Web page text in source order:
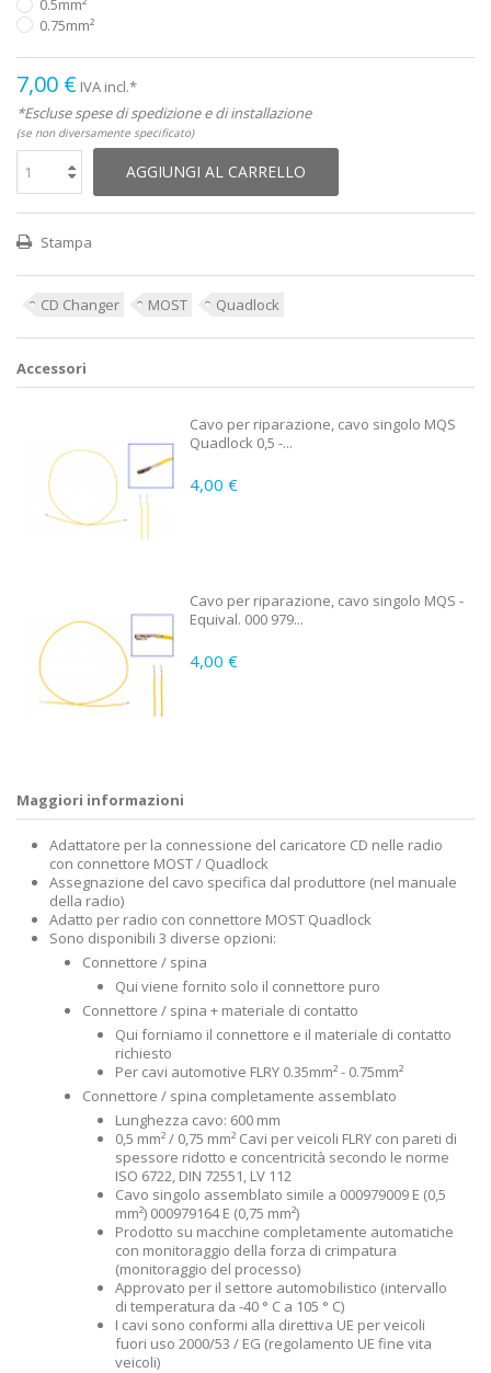
0.5mm²
0.75mm²
7,00 € IVA incl.*
*Escluse spese di spedizione e di installazione
(se non diversamente specificato)
AGGIUNGI AL CARRELLO
Stampa
CD Changer MOST Quadlock
Accessori
Cavo per riparazione, cavo singolo MQS
Quadlock 0,5 -...
4,00 €
Cavo per riparazione, cavo singolo MQS -
Equival. 000 979...
4,00 €
Maggiori informazioni
Adattatore per la connessione del caricatore CD nelle radio
con connettore MOST / Quadlock
Assegnazione del cavo specifica dal produttore (nel manuale
della radio)
Adatto per radio con connettore MOST Quadlock
Sono disponibili 3 diverse opzioni:
Connettore / spina
Qui viene fornito solo il connettore puro
Connettore / spina + materiale di contatto
Qui forniamo il connettore e il materiale di contatto
richiesto
Per cavi automotive FLRY 0.35mm² - 0.75mm²
Connettore / spina completamente assemblato
Lunghezza cavo: 600 mm
0,5 mm² / 0,75 mm² Cavi per veicoli FLRY con pareti di
spessore ridotto e concentricità secondo le norme
ISO 6722, DIN 72551, LV 112
Cavo singolo assemblato simile a 000979009 E (0,5
mm²) 000979164 E (0,75 mm²)
Prodotto su macchine completamente automatiche
con monitoraggio della forza di crimpatura
(monitoraggio del processo)
Approvato per il settore automobilistico (intervallo
di temperatura da -40 ° C a 105 ° C)
I cavi sono conformi alla direttiva UE per veicoli
fuori uso 2000/53 / EG (regolamento UE fine vita
veicoli)